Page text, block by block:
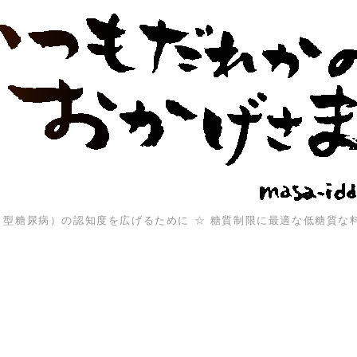
糖尿病）の認知度を広げるために ☆ 糖質制限に最適な低糖質な